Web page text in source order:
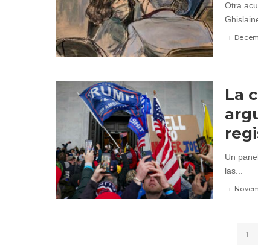
Otra
La
Un
las...
1